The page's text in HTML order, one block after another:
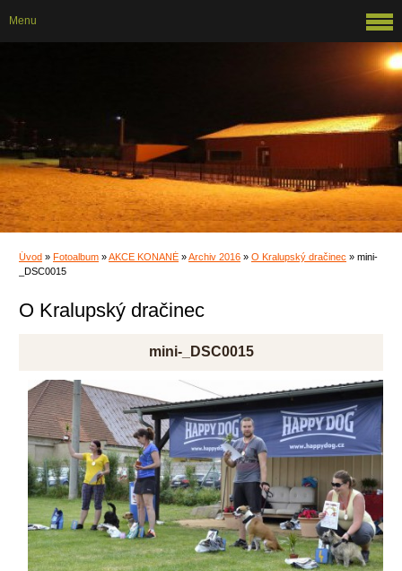
Úvod » Fotoalbum »AKCE KONANÉ »Archiv 2016 » O Kralupský dračinec » mini-
_DSC0015
O Kralupský dračinec
mini-_DSC0015
Menu